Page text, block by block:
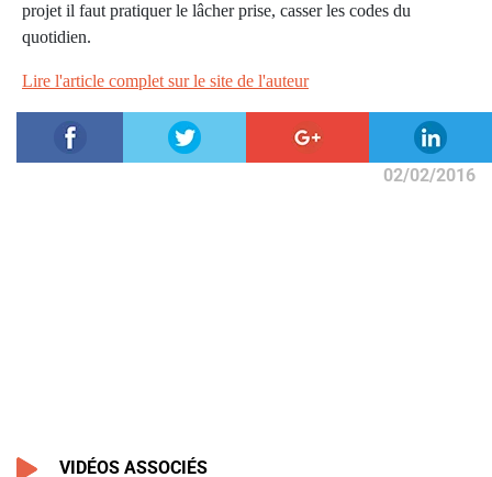
projet il faut pratiquer le lâcher prise, casser les codes du
quotidien.
Lire l'article complet sur le site de l'auteur
02/02/2016
VIDÉOS ASSOCIÉS